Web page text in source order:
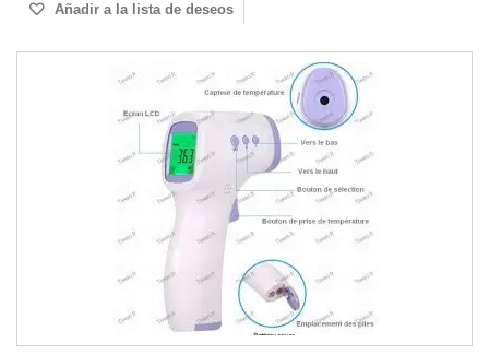
Añadir a la lista de deseos